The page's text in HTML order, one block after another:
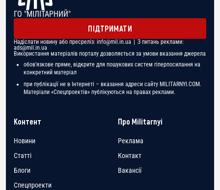
ГО "МІЛІТАРНИЙ"
ПІДТРИМАТИ
Надіслати новину або пресреліз: info@mil.in.ua | З питань реклами:
ads@mil.in.ua
Використання матеріалів порталу дозволяється за умови вказання джерела
обов'язкове пряме, відкрите для пошукових систем гіперпосилання на
конкретний матеріал
при публікації не в Інтернеті – вказання адреси сайту MILITARNYI.COM.
Матеріали «Спецпроектів» публікуються на правах реклами.
Контент
Новини
Статті
Блоги
Спецпроекти
Про Militarnyi
Реклама
Контакт
Вакансії